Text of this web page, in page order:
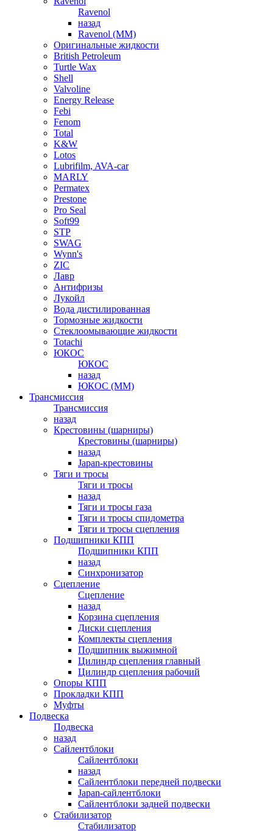
Ravenol
назад
Ravenol (ММ)
Оригинальные жидкости
British Petroleum
Turtle Wax
Shell
Valvoline
Energy Release
Febi
Fenom
Total
K&W
Lotos
Lubrifilm, AVA-car
MARLY
Permatex
Prestone
Pro Seal
Soft99
STP
SWAG
Wynn's
ZIC
Лавр
Антифризы
Лукойл
Вода дистилированная
Тормозные жидкости
Стеклоомывающие жидкости
Totachi
ЮКОС
ЮКОС
назад
ЮКОС (ММ)
Трансмиссия
Трансмиссия
назад
Крестовины (шарниры)
Крестовины (шарниры)
назад
Japan-крестовины
Тяги и тросы
Тяги и тросы
назад
Тяги и тросы газа
Тяги и тросы спидометра
Тяги и тросы сцепления
Подшипники КПП
Подшипники КПП
назад
Синхронизатор
Сцепление
Сцепление
назад
Корзина сцепления
Диски сцепления
Комплекты сцепления
Подшипник выжимной
Цилиндр сцепления главный
Цилиндр сцепления рабочий
Опоры КПП
Прокладки КПП
Муфты
Подвеска
Подвеска
назад
Сайлентблоки
Сайлентблоки
назад
Сайлентблоки передней подвески
Japan-сайлентблоки
Сайлентблоки задней подвески
Стабилизатор
Стабилизатор